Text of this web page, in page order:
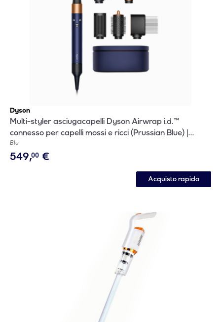
Dyson
Multi-styler asciugacapelli Dyson Airwrap i.d.™
connesso per capelli mossi e ricci (Prussian Blue) |
Nuovo
Blu
549,00 €
Acquisto rapido